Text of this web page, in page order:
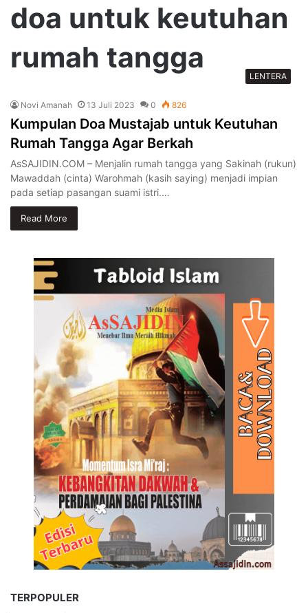
doa untuk keutuhan
rumah tangga
LENTERA
Novi Amanah 13 Juli 2023 0 826
Kumpulan Doa Mustajab untuk Keutuhan
Rumah Tangga Agar Berkah
AsSAJIDIN.COM – Menjalin rumah tangga yang Sakinah (rukun)
Mawaddah (cinta) Warohmah (kasih saying) menjadi impian
pada setiap pasangan suami istri.…
Read More
TERPOPULER